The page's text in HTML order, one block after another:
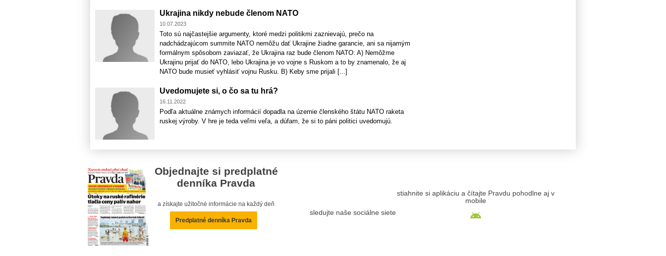
Ukrajina nikdy nebude členom NATO
10.07.2023
Toto sú najčastejšie argumenty, ktoré medzi politikmi zaznievajú, prečo na
nadchádzajúcom summite NATO nemôžu dať Ukrajine žiadne garancie, ani sa nijamým
formálnym spôsobom zaviazať, že Ukrajina raz bude členom NATO: A) Nemôžme
Ukrajinu prijať do NATO, lebo Ukrajina je vo vojne s Ruskom a to by znamenalo, že aj
NATO bude musieť vyhlásiť vojnu Rusku. B) Keby sme prijali [...]
Uvedomujete si, o čo sa tu hrá?
16.11.2022
Podľa aktuálne známych informácií dopadla na územie členského štátu NATO raketa
ruskej výroby. V hre je teda veľmi veľa, a dúfam, že si to páni politici uvedomujú.
Objednajte si predplatné
denníka Pravda
a získajte užitočné informácie na každý deň
Predplatné denníka Pravda
sledujte naše sociálne siete
stiahnite si aplikáciu a čítajte Pravdu pohodlne aj v
mobile